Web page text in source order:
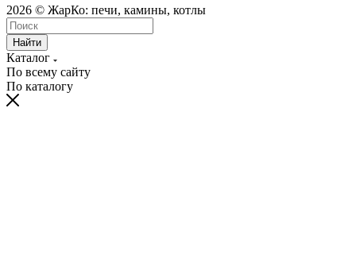
2026 © ЖарКо: печи, камины, котлы
Найти
Каталог
По всему сайту
По каталогу